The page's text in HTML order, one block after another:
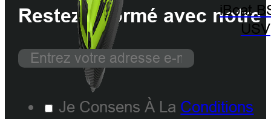
iBoat
USV
Restez informé avec notre
Je Consens À La Conditions